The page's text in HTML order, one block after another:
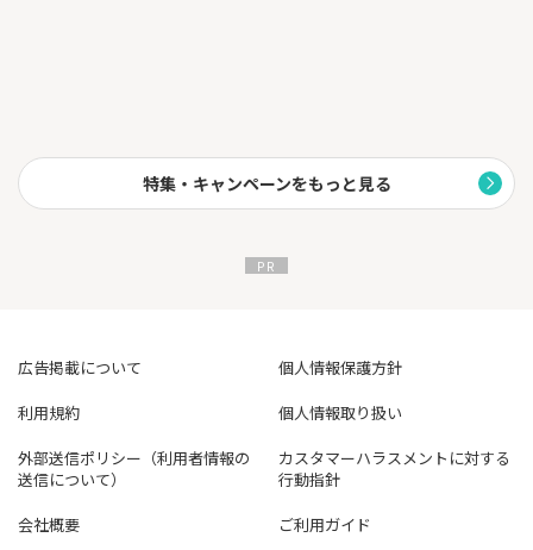
特集・キャンペーンをもっと見る
広告掲載について
個人情報保護方針
利用規約
個人情報取り扱い
外部送信ポリシー（利用者情報の
送信について）
カスタマーハラスメントに対する
行動指針
会社概要
ご利用ガイド